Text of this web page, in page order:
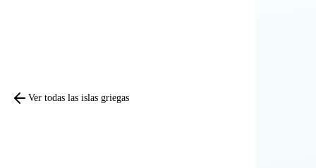
Ver todas las islas griegas